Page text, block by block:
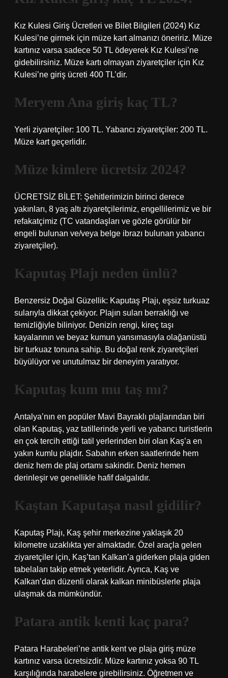
Kız Kulesi Giriş Ücretleri ve Bilet Bilgileri (2024) Kız
Kulesi’ne girmek için müze kart almanızı öneririz. Müze
kartınız varsa sadece 50 TL ödeyerek Kız Kulesi’ne
gidebilirsiniz. Müze kartı olmayan ziyaretçiler için Kız
Kulesi’ne giriş ücreti 400 TL’dir.
Meryem Ana giriş kaç TL?
Yerli ziyaretçiler: 100 TL. Yabancı ziyaretçiler: 200 TL.
Müze kart geçerlidir.
Müze kimlere ücretsiz 2024?
ÜCRETSİZ BİLET: Şehitlerimizin birinci derece
yakınları, 8 yaş altı ziyaretçilerimiz, engellilerimiz ve bir
refakatçimiz (TC vatandaşları ve gözle görülür bir
engeli bulunan ve/veya belge ibrazı bulunan yabancı
ziyaretçiler).
Kaputaş Plajı neden ünlü?
Benzersiz Doğal Güzellik: Kaputaş Plajı, eşsiz turkuaz
sularıyla dikkat çekiyor. Plajın suları berraklığı ve
temizliğiyle biliniyor. Denizin rengi, kireç taşı
kayalarının ve beyaz kumun yansımasıyla olağanüstü
bir turkuaz tonuna sahip. Bu doğal renk ziyaretçileri
büyülüyor ve unutulmaz bir deneyim yaratıyor.
Kaputaş kum mu taş mı?
Antalya’nın en popüler Mavi Bayraklı plajlarından biri
olan Kaputaş, yaz tatillerinde yerli ve yabancı turistlerin
en çok tercih ettiği tatil yerlerinden biri olan Kaş’a en
yakın kumlu plajdır. Sabahın erken saatlerinde hem
deniz hem de plaj ortamı sakindir. Deniz hemen
derinleşir ve genellikle hafif dalgalıdır.
Kaştan Kaputaşa nasıl gidilir?
Kaputaş Plajı, Kaş şehir merkezine yaklaşık 20
kilometre uzaklıkta yer almaktadır. Özel araçla gelen
ziyaretçiler için, Kaş’tan Kalkan’a giderken plaja giden
tabelaları takip etmek yeterlidir. Ayrıca, Kaş ve
Kalkan’dan düzenli olarak kalkan minibüslerle plaja
ulaşmak da mümkündür.
Patara antik kenti kaç para?
Patara Harabeleri’ne antik kent ve plaja giriş müze
kartınız varsa ücretsizdir. Müze kartınız yoksa 90 TL
karşılığında harabelere girebilirsiniz. Öğretmen ve